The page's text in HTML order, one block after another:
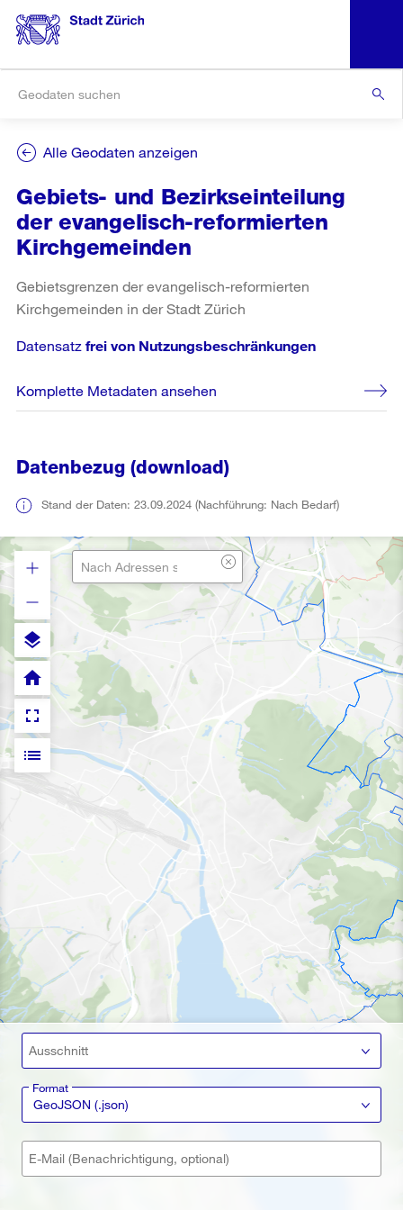
Alle Geodaten anzeigen
Gebiets- und Bezirkseinteilung
der evangelisch-reformierten
Kirchgemeinden
Gebietsgrenzen der evangelisch-reformierten
Kirchgemeinden in der Stadt Zürich
Datensatz frei von Nutzungsbeschränkungen
Komplette Metadaten ansehen
Datenbezug (download)
Stand der Daten: 23.09.2024 (Nachführung: Nach Bedarf)
layers
fullscreen
home
list
Ausschnitt
Format
GeoJSON (.json)
E-Mail (Benachrichtigung, optional)